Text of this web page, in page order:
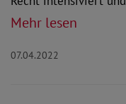
Mehr lesen
07.04.2022